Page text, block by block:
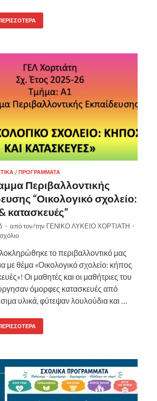
/ΠΡΟΓΡΆΜΜΑΤΑ
Περιβαλλοντικής
“Οικολογικό σχολείο:
κατασκευές”
- από τον/την ΓΕΝΙΚΟ ΛΥΚΕΙΟ ΧΟΡΤΙΑΤΗ -
το περιβαλλοντικό μας
με θέμα «Οικολογικό σχολείο: κήπος
Οι μαθητές και οι μαθήτριες του
όμορφες κατασκευές από
υλικά, φύτεψαν λουλούδια και …